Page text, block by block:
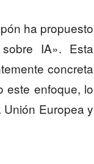
ha propuesto
IA». Esta
concreta
este enfoque, lo
Europea y